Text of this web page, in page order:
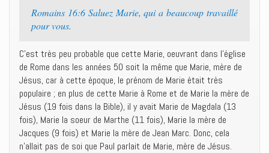
Romains 16:6 Saluez Marie, qui a beaucoup travaillé
pour vous.
C’est très peu probable que cette Marie, oeuvrant dans l’église
de Rome dans les années 50 soit la même que Marie, mère de
Jésus, car à cette époque, le prénom de Marie était très
populaire ; en plus de cette Marie à Rome et de Marie la mère de
Jésus (19 fois dans la Bible), il y avait Marie de Magdala (13
fois), Marie la soeur de Marthe (11 fois), Marie la mère de
Jacques (9 fois) et Marie la mère de Jean Marc. Donc, cela
n’allait pas de soi que Paul parlait de Marie, mère de Jésus.